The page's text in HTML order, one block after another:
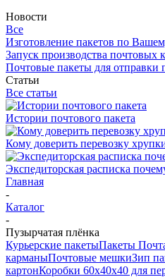
Новости
Все
Изготовление пакетов по
Запуск производства почтовых
Почтовые пакеты для отправки
Статьи
Все статьи
Истории почтового пакета
Кому доверить перевозку
Экспедиторская расписка
Главная
-
Каталог
-
Пузырчатая плёнка
Курьерские пакетыПакеты
карманыПочтовые мешкиЗип
картонКоробки 60х40х40 для